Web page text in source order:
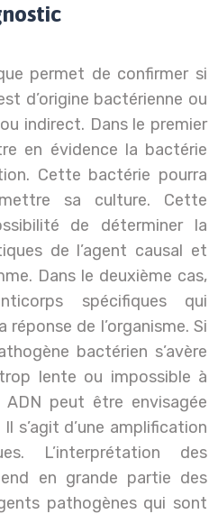
permet de confirmer si
d’origine bactérienne ou
indirect. Dans le premier
en évidence la bactérie
Cette bactérie pourra
sa culture. Cette
de déterminer la
de l’agent causal et
Dans le deuxième cas,
spécifiques qui
réponse de l’organisme. Si
bactérien s’avère
lente ou impossible à
ADN peut être envisagée
s’agit d’une amplification
L’interprétation des
en grande partie des
pathogènes qui sont